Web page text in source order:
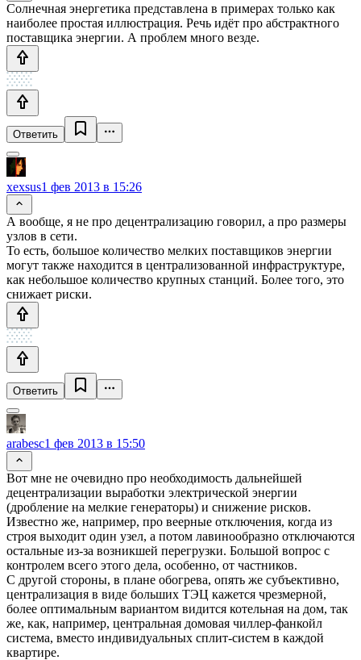
Солнечная энергетика представлена в примерах только как
наиболее простая иллюстрация. Речь идёт про абстрактного
поставщика энергии. А проблем много везде.
Ответить
xexsus1 фев 2013 в 15:26
А вообще, я не про децентрализацию говорил, а про размеры
узлов в сети.
То есть, большое количество мелких поставщиков энергии
могут также находится в централизованной инфраструктуре,
как небольшое количество крупных станций. Более того, это
снижает риски.
Ответить
arabesc1 фев 2013 в 15:50
Вот мне не очевидно про необходимость дальнейшей
децентрализации выработки электрической энергии
(дробление на мелкие генераторы) и снижение рисков.
Известно же, например, про веерные отключения, когда из
строя выходит один узел, а потом лавинообразно отключаются
остальные из-за возникшей перегрузки. Большой вопрос с
контролем всего этого дела, особенно, от частников.
С другой стороны, в плане обогрева, опять же субъективно,
централизация в виде больших ТЭЦ кажется чрезмерной,
более оптимальным вариантом видится котельная на дом, так
же, как, например, центральная домовая чиллер-фанкойл
система, вместо индивидуальных сплит-систем в каждой
квартире.